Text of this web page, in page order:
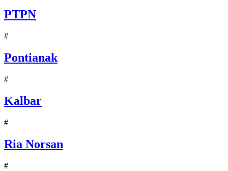
PTPN
#
Pontianak
#
Kalbar
#
Ria Norsan
#